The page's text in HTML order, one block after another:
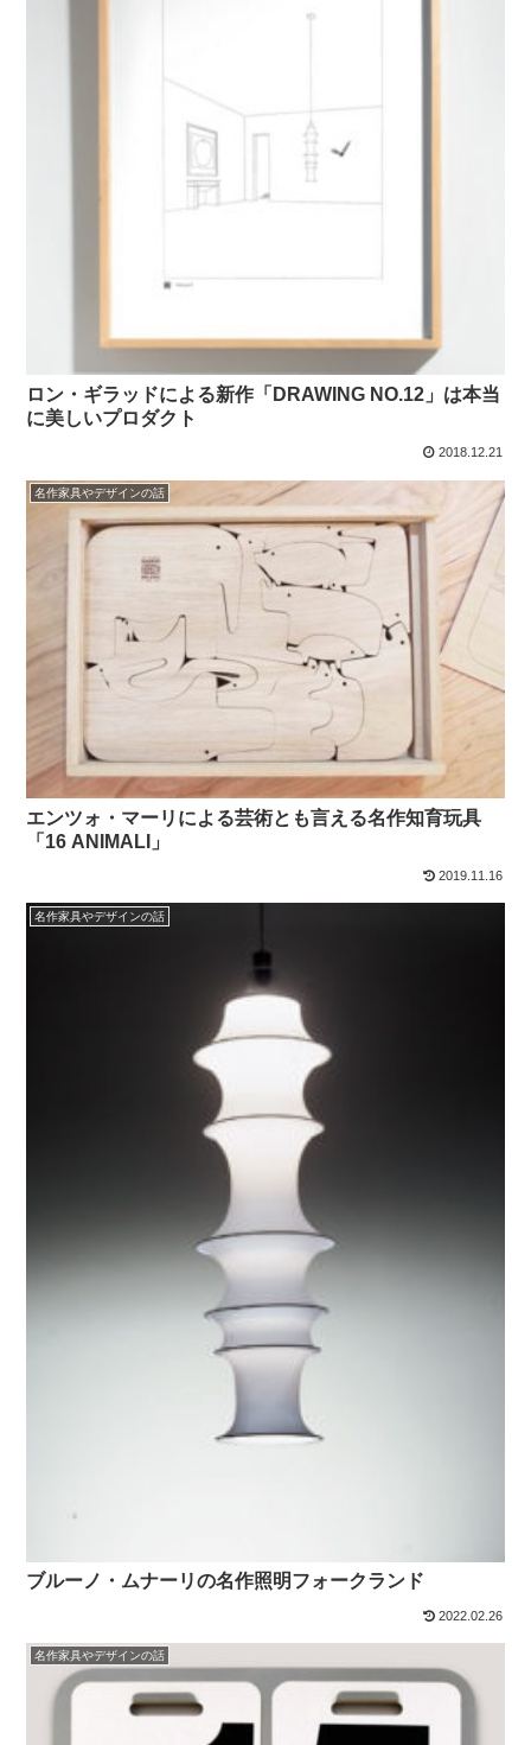
ロン・ギラッドによる新作「DRAWING NO.12」は本当
に美しいプロダクト
2018.12.21
名作家具やデザインの話
エンツォ・マーリによる芸術とも言える名作知育玩具
「16 ANIMALI」
2019.11.16
名作家具やデザインの話
ブルーノ・ムナーリの名作照明フォークランド
2022.02.26
名作家具やデザインの話